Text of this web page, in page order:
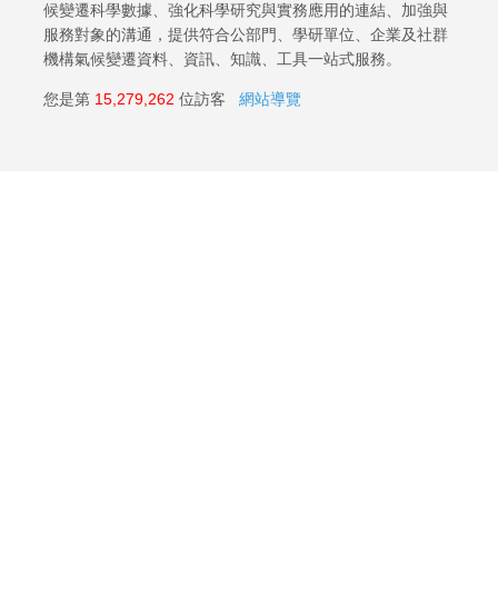
候變遷科學數據、強化科學研究與實務應用的連結、加強與
服務對象的溝通，提供符合公部門、學研單位、企業及社群
機構氣候變遷資料、資訊、知識、工具一站式服務。
您是第 15,279,262 位訪客 網站導覽